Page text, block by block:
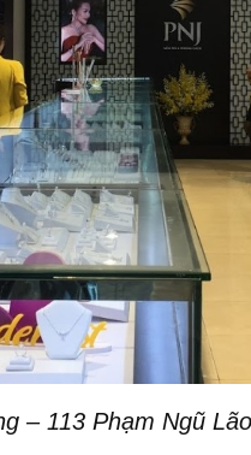
– 113 Phạm Ngũ